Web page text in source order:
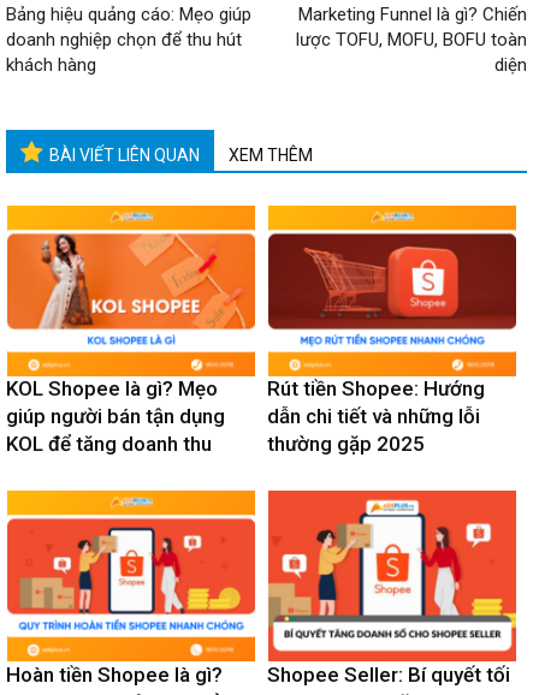
Bảng hiệu quảng cáo: Mẹo giúp
doanh nghiệp chọn để thu hút
khách hàng
Marketing Funnel là gì? Chiến
lược TOFU, MOFU, BOFU toàn
diện
BÀI VIẾT LIÊN QUAN XEM THÊM
KOL Shopee là gì? Mẹo
giúp người bán tận dụng
KOL để tăng doanh thu
Rút tiền Shopee: Hướng
dẫn chi tiết và những lỗi
thường gặp 2025
Hoàn tiền Shopee là gì?
Shopee Seller: Bí quyết tối